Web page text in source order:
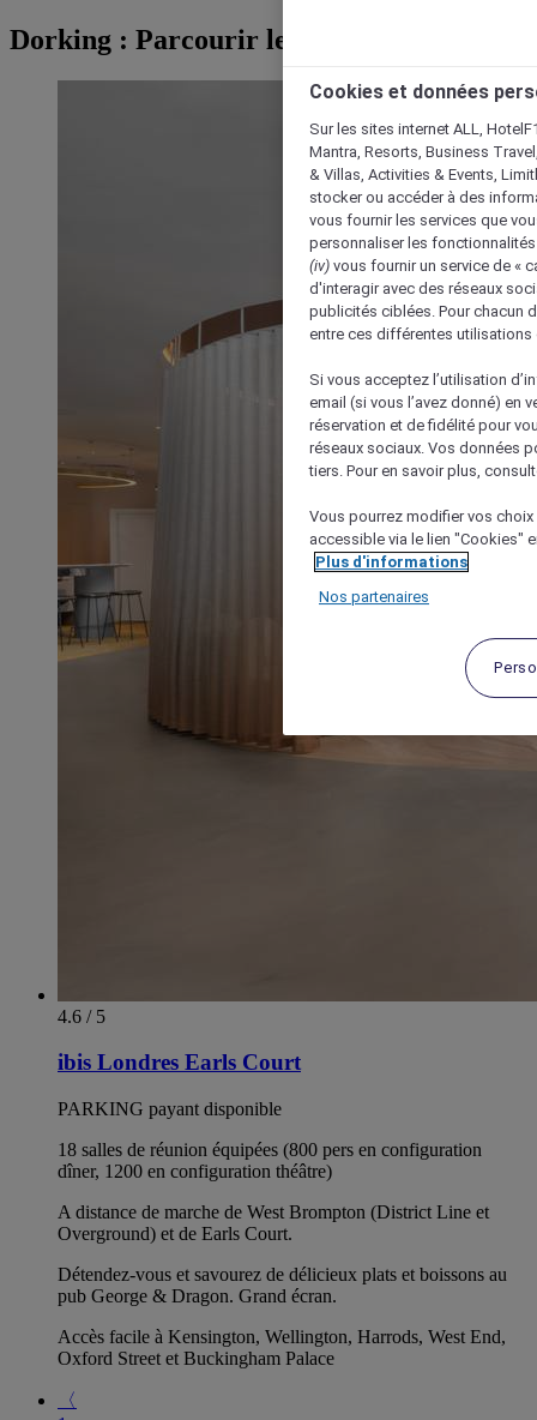
Dorking : Parcourir les hôtels
4.6 / 5
ibis Londres Earls Court
PARKING payant disponible
18 salles de réunion équipées (800 pers en configuration
dîner, 1200 en configuration théâtre)
A distance de marche de West Brompton (District Line et
Overground) et de Earls Court.
Détendez-vous et savourez de délicieux plats et boissons au
pub George & Dragon. Grand écran.
Accès facile à Kensington, Wellington, Harrods, West End,
Oxford Street et Buckingham Palace
〈
Cookies et données
Sur les sites internet ALL,
Mantra, Resorts, Business
& Villas, Activities & Events,
stocker ou accéder à des
vous fournir les services que
personnaliser les
(iv) vous fournir un service de «
d'interagir avec des réseaux
publicités ciblées. Pour chacun
entre ces différentes utilisations
Si vous acceptez l’utilisation
email (si vous l’avez donné) en
réservation et de fidélité pour
réseaux sociaux. Vos données
tiers. Pour en savoir plus,
Vous pourrez modifier vos
accessible via le lien "Cookies"
Plus d'informations
Nos partenaires